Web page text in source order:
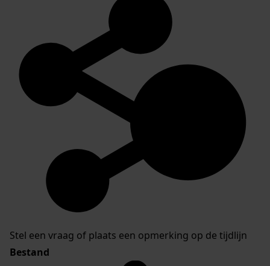
Stel een vraag of plaats een opmerking op de tijdlijn
Bestand